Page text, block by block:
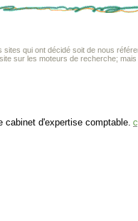
qui ont décidé soit de nous
sur les moteurs de recherche;
cabinet d'expertise comptable.